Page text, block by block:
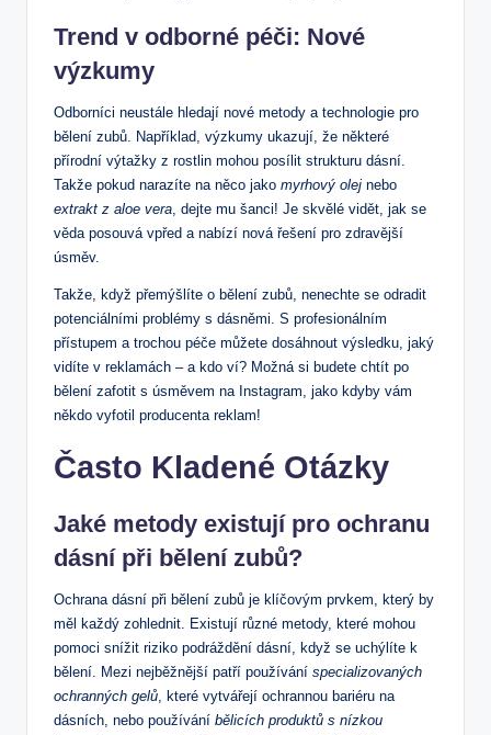
Trend v odborné péči: Nové
výzkumy
Odborníci neustále hledají nové metody a technologie pro
bělení zubů. Například, výzkumy ukazují, že některé
přírodní výtažky z rostlin mohou posílit strukturu dásní.
Takže pokud narazíte na něco jako myrhový olej nebo
extrakt z aloe vera, dejte mu šanci! Je skvělé vidět, jak se
věda posouvá vpřed a nabízí nová řešení pro zdravější
úsměv.
Takže, když přemýšlíte o bělení zubů, nenechte se odradit
potenciálními problémy s dásněmi. S profesionálním
přístupem a trochou péče můžete dosáhnout výsledku, jaký
vidíte v reklamách – a kdo ví? Možná si budete chtít po
bělení zafotit s úsměvem na Instagram, jako kdyby vám
někdo vyfotil producenta reklam!
Často Kladené Otázky
Jaké metody existují pro ochranu
dásní při bělení zubů?
Ochrana dásní při bělení zubů je klíčovým prvkem, který by
měl každý zohlednit. Existují různé metody, které mohou
pomoci snížit riziko podráždění dásní, když se uchýlíte k
bělení. Mezi nejběžnější patří používání specializovaných
ochranných gelů, které vytvářejí ochrannou bariéru na
dásních, nebo používání bělicích produktů s nízkou